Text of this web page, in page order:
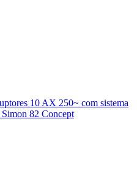
10 AX 250~ com sistema
82 Concept